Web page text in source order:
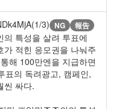
3) NG 報告
특성을 살려 투표에
가 적힌 응모권을 나눠주
해 100만엔을 지급하면
표의 독려광고, 캠페인,
씬 싸다.